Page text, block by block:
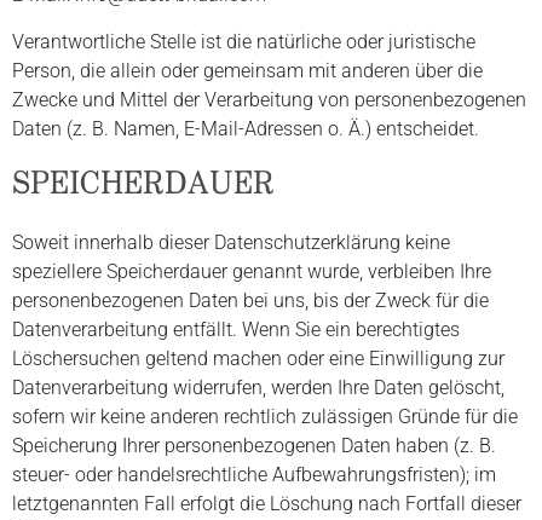
Verantwortliche Stelle ist die natürliche oder juristische
Person, die allein oder gemeinsam mit anderen über die
Zwecke und Mittel der Verarbeitung von personenbezogenen
Daten (z. B. Namen, E-Mail-Adressen o. Ä.) entscheidet.
SPEICHERDAUER
Soweit innerhalb dieser Datenschutzerklärung keine
speziellere Speicherdauer genannt wurde, verbleiben Ihre
personenbezogenen Daten bei uns, bis der Zweck für die
Datenverarbeitung entfällt. Wenn Sie ein berechtigtes
Löschersuchen geltend machen oder eine Einwilligung zur
Datenverarbeitung widerrufen, werden Ihre Daten gelöscht,
sofern wir keine anderen rechtlich zulässigen Gründe für die
Speicherung Ihrer personenbezogenen Daten haben (z. B.
steuer- oder handelsrechtliche Aufbewahrungsfristen); im
letztgenannten Fall erfolgt die Löschung nach Fortfall dieser